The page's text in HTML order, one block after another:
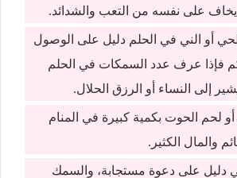
يخاف على نفسه من التعب والشدائد.
أو الني في الحلم دليل على الوصول
فإذا عرف عدد السمكات في الحلم
لحم الحوت بكمية كبيرة في المنام
والمال الكثير.
دليل على دعوة مستجابة، والسمك